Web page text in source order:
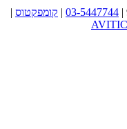
03-5447744
| קומפקטוס |